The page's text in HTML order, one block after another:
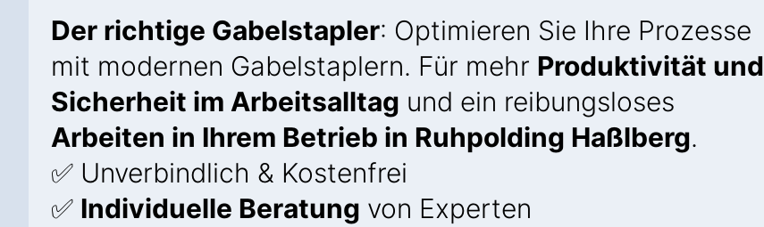
Der richtige Gabelstapler: Optimieren Sie Ihre Prozesse
mit modernen Gabelstaplern. Für mehr Produktivität und
Sicherheit im Arbeitsalltag und ein reibungsloses
Arbeiten in Ihrem Betrieb in Ruhpolding Haßlberg.
✅ Unverbindlich & Kostenfrei
✅ Individuelle Beratung von Experten